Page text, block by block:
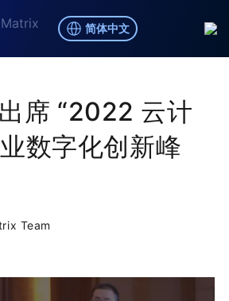
简体中文
席 “2022 云计
数字化创新峰
Team